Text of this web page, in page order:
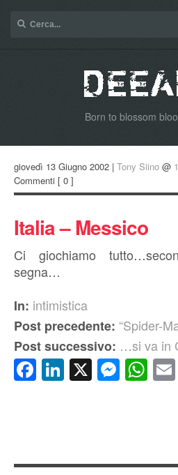
Born to blossom
giovedì 13 Giugno 2002 | Tony Siino @
Commenti [ 0 ]
Italia – Messico
Ci giochiamo
segna…
In: intimistica
Post precedente: “Spider-
Post successivo: …si va in
Facebook
LinkedIn
X